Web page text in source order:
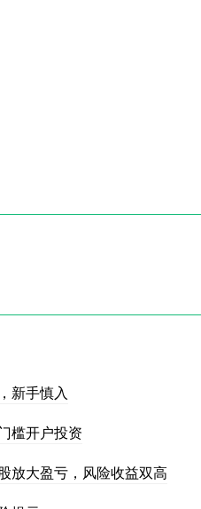
新手慎入
槛开户投资
放大盈亏，风险收益双高